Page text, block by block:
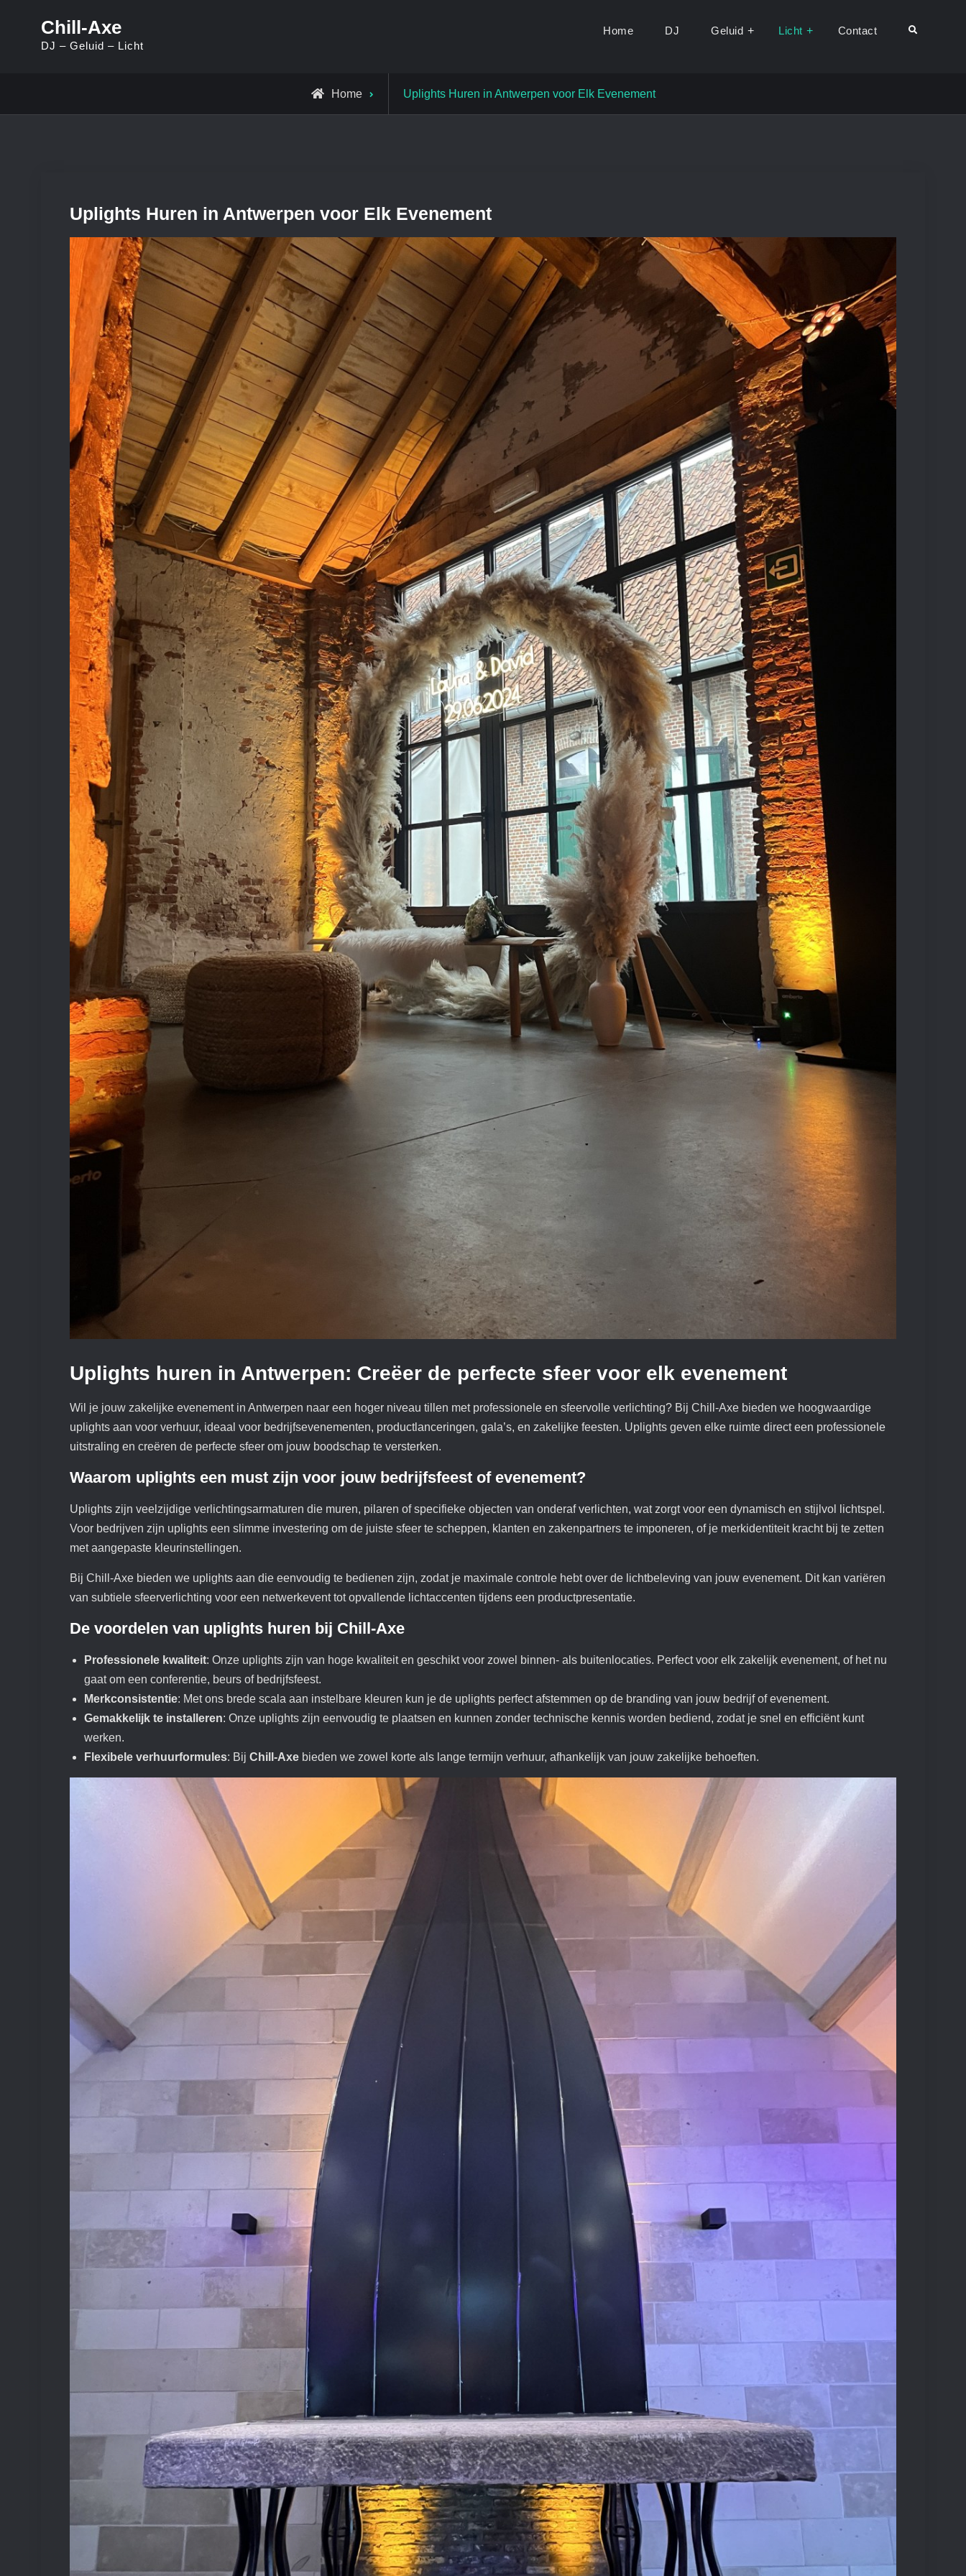
Chill-Axe
DJ – Geluid – Licht
Home DJ Geluid Licht Contact Search
Home Uplights Huren in Antwerpen voor Elk Evenement
Uplights Huren in Antwerpen voor Elk Evenement
Uplights huren in Antwerpen: Creëer de perfecte sfeer voor elk evenement
Wil je jouw zakelijke evenement in Antwerpen naar een hoger niveau tillen met professionele en sfeervolle verlichting? Bij Chill-Axe bieden we hoogwaardige
uplights aan voor verhuur, ideaal voor bedrijfsevenementen, productlanceringen, gala’s, en zakelijke feesten. Uplights geven elke ruimte direct een professionele
uitstraling en creëren de perfecte sfeer om jouw boodschap te versterken.
Waarom uplights een must zijn voor jouw bedrijfsfeest of evenement?
Uplights zijn veelzijdige verlichtingsarmaturen die muren, pilaren of specifieke objecten van onderaf verlichten, wat zorgt voor een dynamisch en stijlvol lichtspel.
Voor bedrijven zijn uplights een slimme investering om de juiste sfeer te scheppen, klanten en zakenpartners te imponeren, of je merkidentiteit kracht bij te zetten
met aangepaste kleurinstellingen.
Bij Chill-Axe bieden we uplights aan die eenvoudig te bedienen zijn, zodat je maximale controle hebt over de lichtbeleving van jouw evenement. Dit kan variëren
van subtiele sfeerverlichting voor een netwerkevent tot opvallende lichtaccenten tijdens een productpresentatie.
De voordelen van uplights huren bij Chill-Axe
Professionele kwaliteit: Onze uplights zijn van hoge kwaliteit en geschikt voor zowel binnen- als buitenlocaties. Perfect voor elk zakelijk evenement, of het nu
gaat om een conferentie, beurs of bedrijfsfeest.
Merkconsistentie: Met ons brede scala aan instelbare kleuren kun je de uplights perfect afstemmen op de branding van jouw bedrijf of evenement.
Gemakkelijk te installeren: Onze uplights zijn eenvoudig te plaatsen en kunnen zonder technische kennis worden bediend, zodat je snel en efficiënt kunt
werken.
Flexibele verhuurformules: Bij Chill-Axe bieden we zowel korte als lange termijn verhuur, afhankelijk van jouw zakelijke behoeften.